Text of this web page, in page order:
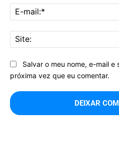
Salvar o meu nome, e-mail
próxima vez que eu comentar.